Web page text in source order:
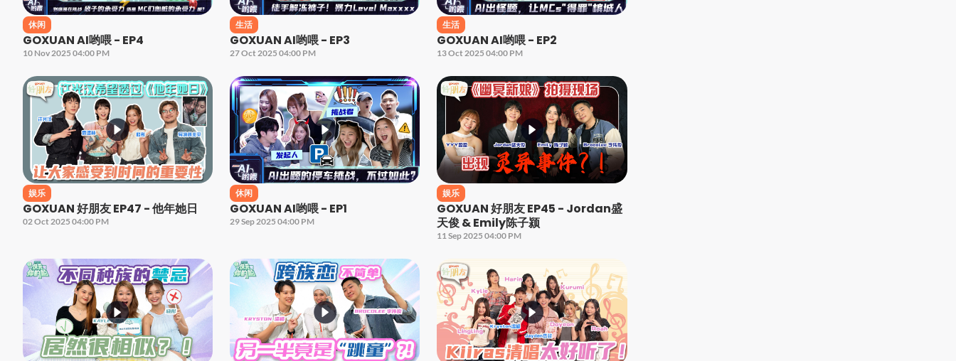
休闲
GOXUAN AI哟喂 - EP4
10 Nov 2025 04:00 PM
生活
GOXUAN AI哟喂 - EP3
27 Oct 2025 04:00 PM
生活
GOXUAN AI哟喂 - EP2
13 Oct 2025 04:00 PM
娱乐
GOXUAN 好朋友 EP47 - 他年她日
02 Oct 2025 04:00 PM
休闲
GOXUAN AI哟喂 - EP1
29 Sep 2025 04:00 PM
娱乐
GOXUAN 好朋友 EP45 - Jordan盛
天俊 & Emily陈子颍
11 Sep 2025 04:00 PM